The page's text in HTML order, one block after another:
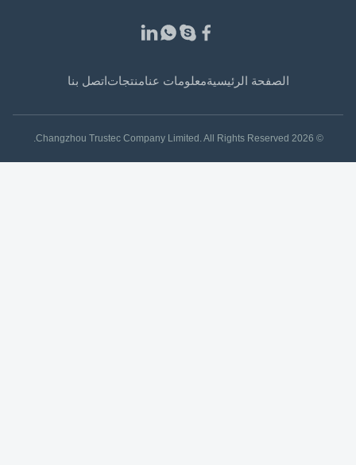
الصفحة الرئيسيةمعلومات عنامنتجاتاتصل بنا